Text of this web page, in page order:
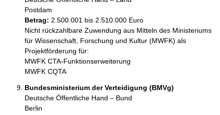
Postdam
Betrag: 2.500.001 bis 2.510.000 Euro
Nicht rückzahlbare Zuwendung aus Mitteln des Ministeriums
für Wissenschaft, Forschung und Kultur (MWFK) als
Projektförderung für:
MWFK CTA-Funktionserweiterung
Bundesministerium der Verteidigung (BMVg)
Deutsche Öffentliche Hand – Bund
Berlin